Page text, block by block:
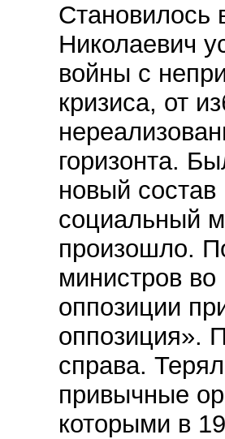
Становилось
Николаевич
войны с
кризиса, от
горизонта.
новый
социальный
произошло.
министров
оппозиции
оппозиция».
справа.
привычные
которыми в